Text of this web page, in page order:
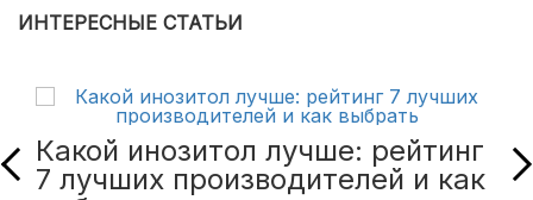
ИНТЕРЕСНЫЕ СТАТЬИ
Какой инозитол лучше: рейтинг
7 лучших производителей и как